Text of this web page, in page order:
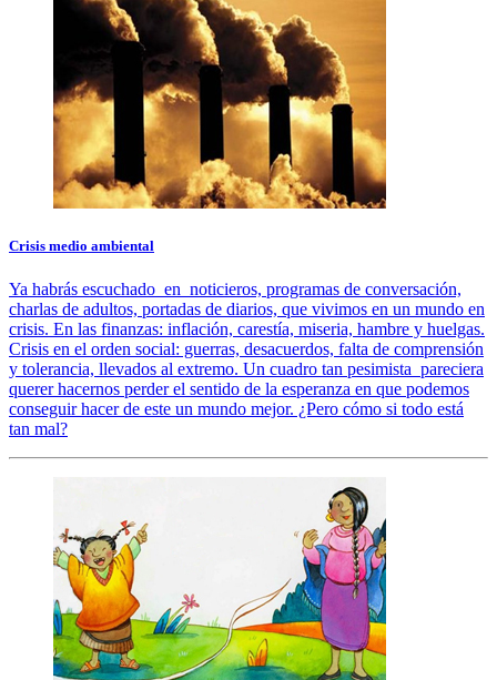
Crisis medio ambiental
Ya habrás escuchado en noticieros, programas de conversación,
charlas de adultos, portadas de diarios, que vivimos en un mundo en
crisis. En las finanzas: inflación, carestía, miseria, hambre y huelgas.
Crisis en el orden social: guerras, desacuerdos, falta de comprensión
y tolerancia, llevados al extremo. Un cuadro tan pesimista pareciera
querer hacernos perder el sentido de la esperanza en que podemos
conseguir hacer de este un mundo mejor. ¿Pero cómo si todo está
tan mal?